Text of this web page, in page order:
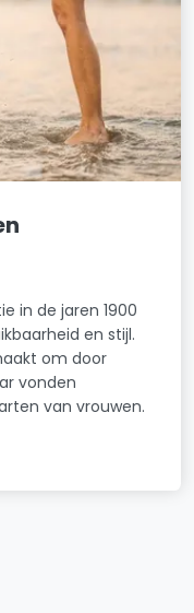
in de jaren 1900
en stijl.
om door
vonden
van vrouwen.